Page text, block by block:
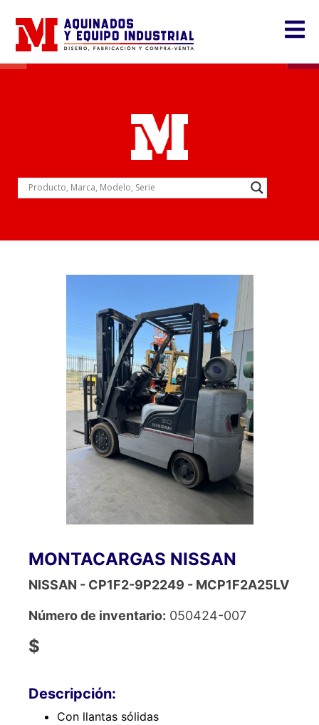
MONTACARGAS NISSAN
NISSAN - CP1F2-9P2249 - MCP1F2A25LV
Número de inventario: 050424-007
$
Descripción:
Con llantas sólidas